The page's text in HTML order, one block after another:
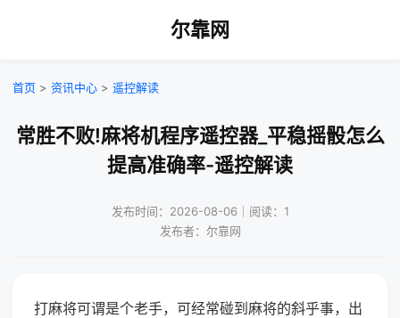
尔靠网
首页 > 资讯中心 > 遥控解读
常胜不败!麻将机程序遥控器_平稳摇骰怎么
提高准确率-遥控解读
发布时间：2026-08-06｜阅读：1
发布者：尔靠网
打麻将可谓是个老手，可经常碰到麻将的斜乎事，出